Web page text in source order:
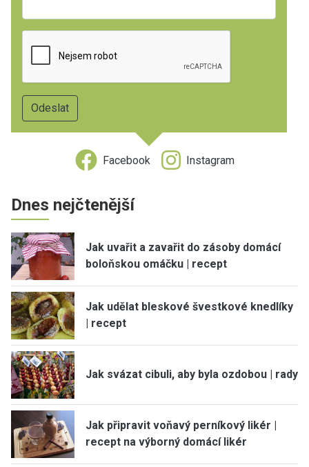
Facebook Instagram
Dnes nejčtenější
Jak uvařit a zavařit do zásoby domácí
boloňskou omáčku | recept
Jak udělat bleskové švestkové knedlíky
| recept
Jak svázat cibuli, aby byla ozdobou | rady
Jak připravit voňavý perníkový likér |
recept na výborný domácí likér